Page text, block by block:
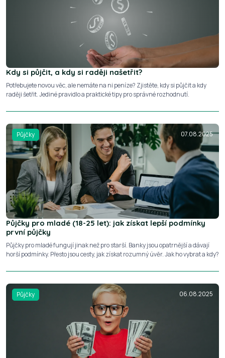
Kdy si půjčit, a kdy si raději našetřit?
Potřebujete novou věc, ale nemáte na ni peníze? Zjistěte, kdy si půjčit a kdy
raději šetřit. Jediné pravidlo a praktické tipy pro správné rozhodnutí.
Půjčky 07.08.2025
Půjčky pro mladé (18-25 let): jak získat lepší podmínky
první půjčky
Půjčky pro mladé fungují jinak než pro starší. Banky jsou opatrnější a dávají
horší podmínky. Přesto jsou cesty, jak získat rozumný úvěr. Jak ho vybrat a kdy?
Půjčky 06.08.2025